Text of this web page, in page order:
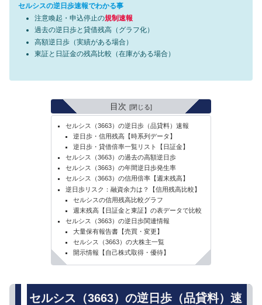
セルシスの逆日歩速報でわかる事
注意喚起・申込停止の規制速報
過去の逆日歩と貸借残高（グラフ化）
高額逆日歩（実績がある場合）
東証と日証金の残高比較（在庫がある場合）
目次
セルシス（3663）の逆日歩（品貸料）速報
逆日歩・信用残高【時系列データ】
逆日歩・貸借倍率一覧リスト【日証金】
セルシス（3663）の過去の高額逆日歩
セルシス（3663）の年間逆日歩発生率
セルシス（3663）の信用倍率【週末残高】
逆日歩リスク：融資余力は？【信用残高比較】
セルシスの信用残高比較グラフ
週末残高【日証金と東証】の表データで比較
セルシス（3663）の逆日歩関連情報
大量保有報告書【売買・変更】
セルシス（3663）の大株主一覧
開示情報【自己株式取得・優待】
セルシス（3663）の逆日歩（品貸料）速